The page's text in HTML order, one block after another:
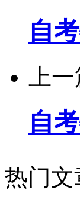
自
上
自
热门